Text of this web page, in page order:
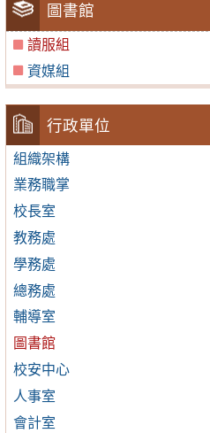
圖書館
讀服組
資媒組
行政單位
組織架構
業務職掌
校長室
教務處
學務處
總務處
輔導室
圖書館
校安中心
人事室
會計室